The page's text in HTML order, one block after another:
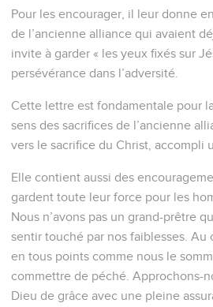
Pour les encourager, il leur donne
de l’ancienne alliance qui avaient
invite à garder « les yeux fixés sur
persévérance dans l’adversité.
Cette lettre est fondamentale pour
sens des sacrifices de l’ancienne
vers le sacrifice du Christ, accompli
Elle contient aussi des
gardent toute leur force pour les
Nous n’avons pas un grand-prêtre
sentir touché par nos faiblesses. Au
en tous points comme nous le
commettre de péché. Approchons-
Dieu de grâce avec une pleine